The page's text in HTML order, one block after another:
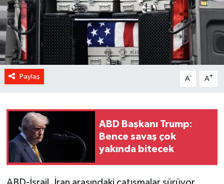
Paylaş A- A+
ABD Başkanı Trump:
Bence savaş çok
yakında bitecek